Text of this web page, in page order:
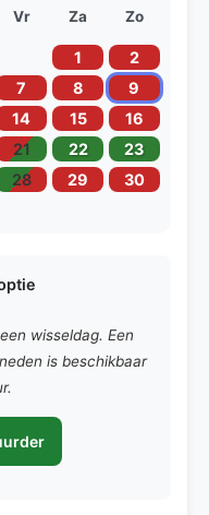
Vr Za Zo
1
2
7 8
9
14 15
16
21 22
23
28 29
30
wisseldag. Een
is beschikbaar